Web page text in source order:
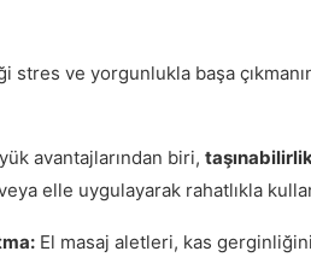
stres ve yorgunlukla başa
avantajlarından biri,
elle uygulayarak rahatlıkla
El masaj aletleri, kas